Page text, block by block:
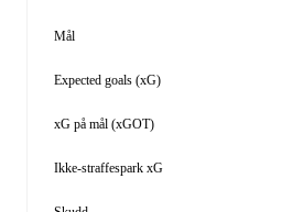
Mål
Expected goals (xG)
xG på mål (xGOT)
Ikke-straffespark xG